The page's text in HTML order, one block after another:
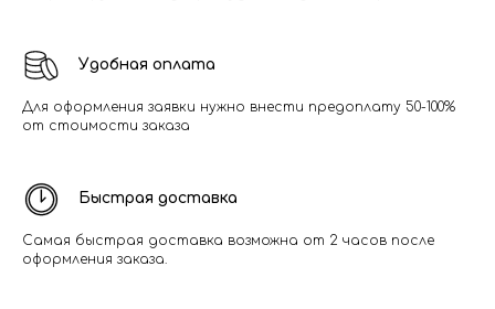
Удобная оплата
Для оформления заявки нужно внести предоплату 50-100%
от стоимости заказа
Быстрая доставка
Самая быстрая доставка возможна от 2 часов после
оформления заказа.